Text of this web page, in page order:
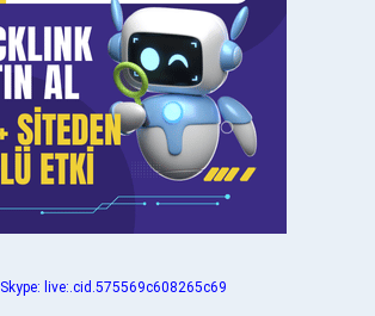
Skype: live:.cid.575569c608265c69